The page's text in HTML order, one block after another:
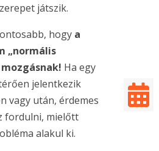
játszik.
hogy a
„normális
Ha egy
jelentkezik
vagy után, érdemes
fordulni, mielőtt
alakul ki.
